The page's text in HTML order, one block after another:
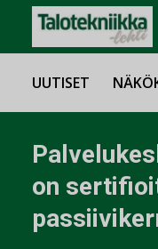
UUTISET
on